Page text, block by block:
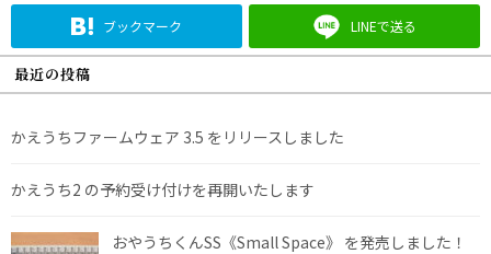
ブックマーク LINEで送る
最近の投稿
かえうちファームウェア 3.5 をリリースしました
かえうち2 の予約受け付けを再開いたします
おやうちくんSS《Small Space》 を発売しました！